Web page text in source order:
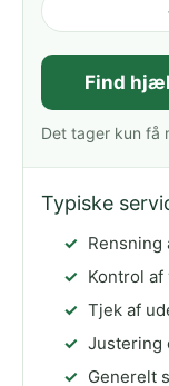
Find
Det tager kun få
Typiske
Rensning
Kontrol
Tjek af
Justering
Generelt